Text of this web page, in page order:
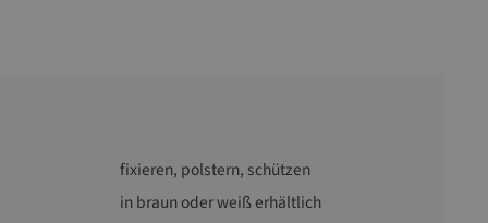
fixieren, polstern, schützen
in braun oder weiß erhältlich